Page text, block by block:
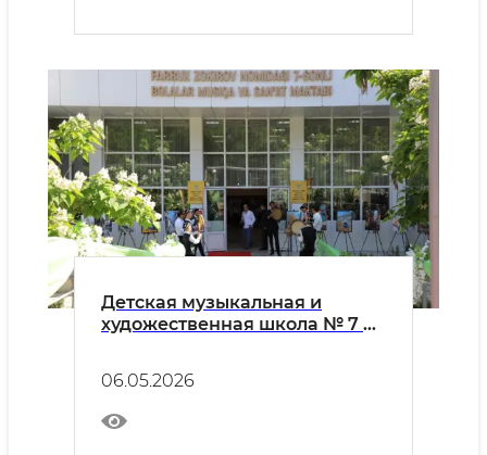
Детская музыкальная и
художественная школа № 7 в
Фаррукха Зокирова...
06.05.2026